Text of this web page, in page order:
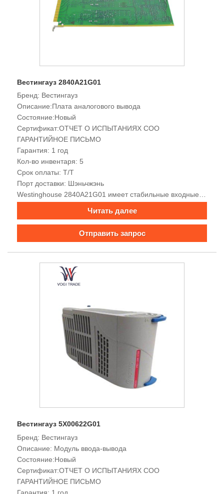
Вестингауз 2840A21G01
Бренд: Вестингауз
Описание:Плата аналогового вывода
Состояние:Новый
Сертификат:ОТЧЕТ О ИСПЫТАНИЯХ COO
ГАРАНТИЙНОЕ ПИСЬМО
Гарантия: 1 год
Кол-во инвентаря: 5
Срок оплаты: Т/Т
Порт доставки: Шэньчжэнь
Westinghouse 2840A21G01 имеет стабильные входные и
обработки данных, хорошую электромагнитную
мониторинга, богатые интерфейсы связи, поддержку
высокую точность, высокую надежность и легкая
Читать далее
Отправить запрос
Вестингауз 5X00622G01
Бренд: Вестингауз
Описание: Модуль ввода-вывода
Состояние:Новый
Сертификат:ОТЧЕТ О ИСПЫТАНИЯХ COO
ГАРАНТИЙНОЕ ПИСЬМО